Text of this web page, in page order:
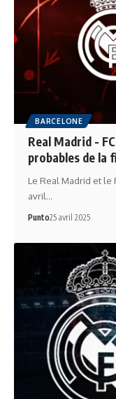
BARCELONE
Real Madrid -
probables de la
Le Real Madrid et le
avril…
Punto25 avril 2025